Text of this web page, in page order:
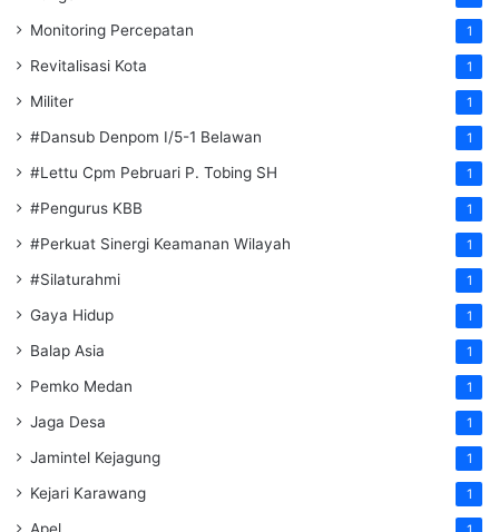
Monitoring Percepatan 1
Revitalisasi Kota 1
Militer 1
#Dansub Denpom I/5-1 Belawan 1
#Lettu Cpm Pebruari P. Tobing SH 1
#Pengurus KBB 1
#Perkuat Sinergi Keamanan Wilayah 1
#Silaturahmi 1
Gaya Hidup 1
Balap Asia 1
Pemko Medan 1
Jaga Desa 1
Jamintel Kejagung 1
Kejari Karawang 1